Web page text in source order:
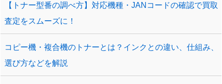
【トナー型番の調べ方】対応機種・JANコードの確認で買取
査定をスムーズに！
コピー機・複合機のトナーとは？インクとの違い、仕組み、
選び方などを解説